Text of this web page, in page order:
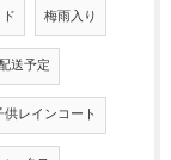
梅雨入り
送予定
供レインコート